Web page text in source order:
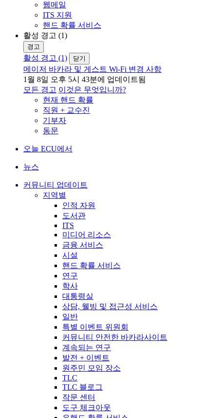
웹메일
ITS 지원
핸드 확률 서비스
활성 경고 (1)
경고
활성 경고 (1) 닫기
메이저 바카라 및 게스트 Wi-Fi 변경 사항
1월 8일 오후 5시 43분에 업데이트됨
모든 경고 이것은 무엇입니까?
현재 핸드 확률
직원 + 교수진
기부자
동문
오늘 ECU에서
뉴스
커뮤니티 업데이트
지역별
인적 자원
도서관
ITS
미디어 리소스
금융 서비스
시설
핸드 확률 서비스
연구
학사
대통령실
상담, 웰빙 및 접근성 서비스
일반
특별 이벤트 위원회
커뮤니티 안전한 바카라사이트
계속되는 연구
발전 + 이벤트
원주민 모임 장소
TLC
TLC 블로그
작문 센터
도구 체크아웃